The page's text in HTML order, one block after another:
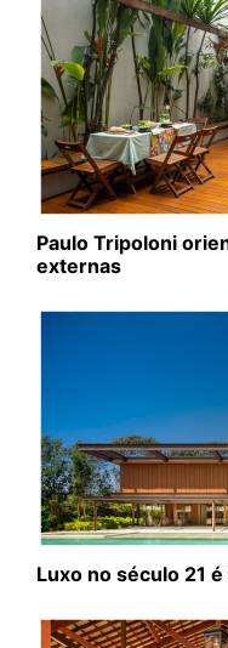
Paulo Tripoloni
externas
Luxo no século 21